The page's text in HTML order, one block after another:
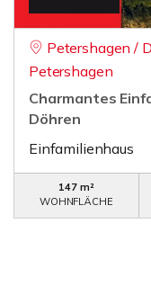
Petershagen /
Petershagen
Charmantes
Döhren
Einfamilienhaus
147 m²
WOHNFLÄCHE